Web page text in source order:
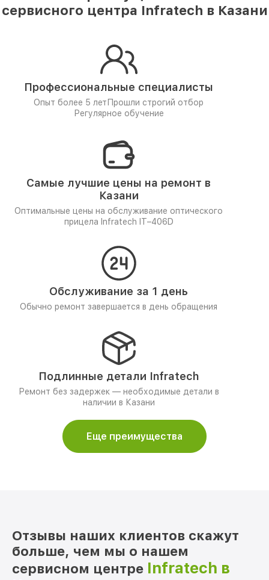
сервисного центра Infratech в Казани
Профессиональные специалисты
Опыт более 5 лет Прошли строгий отбор
Регулярное обучение
Самые лучшие цены на ремонт в
Казани
Оптимальные цены на обслуживание оптического
прицела Infratech IT–406D
Обслуживание за 1 день
Обычно ремонт завершается в день обращения
Подлинные детали Infratech
Ремонт без задержек — необходимые детали в
наличии в Казани
Еще преимущества
Отзывы наших клиентов скажут
больше, чем мы о нашем
сервисном центре Infratech в